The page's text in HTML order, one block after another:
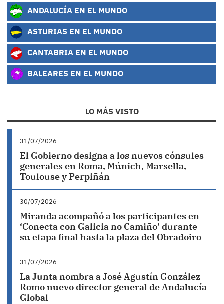
ANDALUCÍA EN EL MUNDO
ASTURIAS EN EL MUNDO
CANTABRIA EN EL MUNDO
BALEARES EN EL MUNDO
LO MÁS VISTO
31/07/2026
El Gobierno designa a los nuevos cónsules
generales en Roma, Múnich, Marsella,
Toulouse y Perpiñán
30/07/2026
Miranda acompañó a los participantes en
‘Conecta con Galicia no Camiño’ durante
su etapa final hasta la plaza del Obradoiro
31/07/2026
La Junta nombra a José Agustín González
Romo nuevo director general de Andalucía
Global